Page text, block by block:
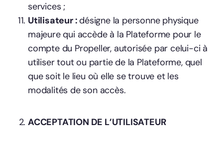
services ;
Utilisateur : désigne la personne physique
majeure qui accède à la Plateforme pour le
compte du Propeller, autorisée par celui-ci à
utiliser tout ou partie de la Plateforme, quel
que soit le lieu où elle se trouve et les
modalités de son accès.
ACCEPTATION DE L’UTILISATEUR